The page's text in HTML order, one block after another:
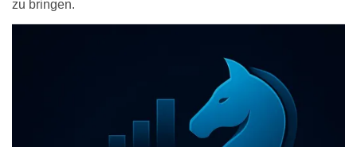
zu bringen.